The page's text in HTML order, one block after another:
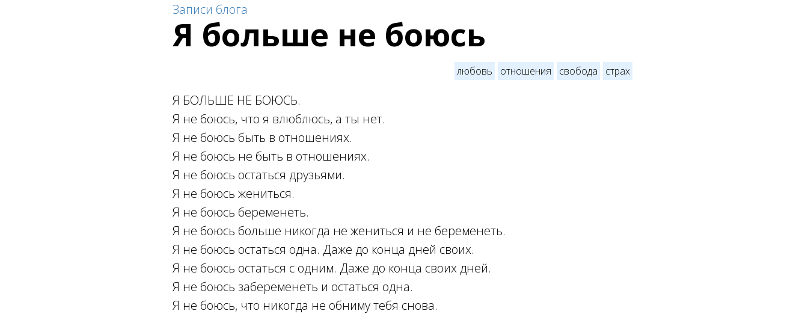
Записи блога
Я больше не боюсь
любовь отношения свобода страх
Я БОЛЬШЕ НЕ БОЮСЬ.
Я не боюсь, что я влюблюсь, а ты нет.
Я не боюсь быть в отношениях.
Я не боюсь не быть в отношениях.
Я не боюсь остаться друзьями.
Я не боюсь жениться.
Я не боюсь беременеть.
Я не боюсь больше никогда не жениться и не беременеть.
Я не боюсь остаться одна. Даже до конца дней своих.
Я не боюсь остаться с одним. Даже до конца своих дней.
Я не боюсь забеременеть и остаться одна.
Я не боюсь, что никогда не обниму тебя снова.